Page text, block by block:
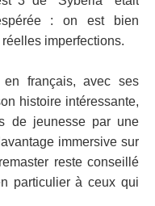
: on est bien
imperfections.
en français, avec ses
histoire intéressante,
de jeunesse par une
immersive sur
reste conseillé
particulier à ceux qui